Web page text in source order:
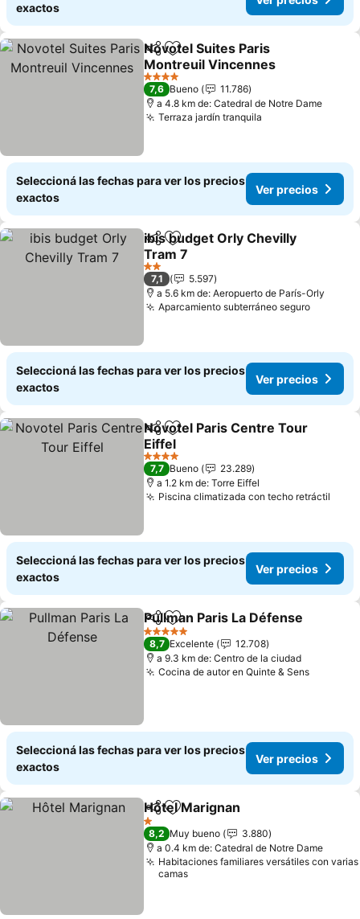
exactos
CompartirAñadir a favoritos
Novotel Suites Paris
Montreuil Vincennes
4 Estrellas
7,6 Bueno
11.786
a 4.8 km de: Catedral de Notre Dame
Terraza jardín tranquila
Seleccioná las fechas para ver los precios
exactos
Ver precios
CompartirAñadir a favoritos
ibis budget Orly Chevilly
Tram 7
2 Estrellas
7,1
5.597
a 5.6 km de: Aeropuerto de París-Orly
Aparcamiento subterráneo seguro
Seleccioná las fechas para ver los precios
exactos
Ver precios
CompartirAñadir a favoritos
Novotel Paris Centre Tour
Eiffel
4 Estrellas
7,7 Bueno
23.289
a 1.2 km de: Torre Eiffel
Piscina climatizada con techo retráctil
Seleccioná las fechas para ver los precios
exactos
Ver precios
CompartirAñadir a favoritos
Pullman Paris La Défense
5 Estrellas
8,7 Excelente
12.708
a 9.3 km de: Centro de la ciudad
Cocina de autor en Quinte & Sens
Seleccioná las fechas para ver los precios
exactos
Ver precios
CompartirAñadir a favoritos
Hôtel Marignan
1 Estrellas
8,2 Muy bueno
3.880
a 0.4 km de: Catedral de Notre Dame
Habitaciones familiares versátiles con varias
camas